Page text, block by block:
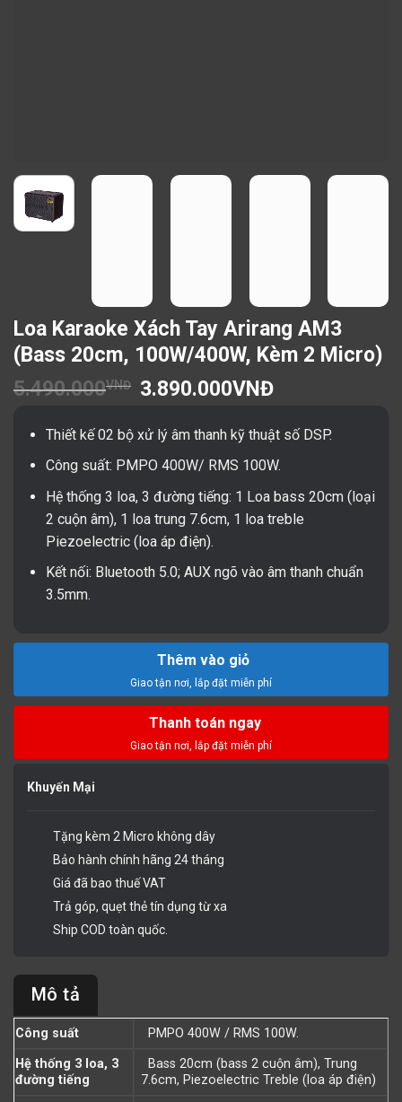
Loa Karaoke Xách Tay Arirang AM3
(Bass 20cm, 100W/400W, Kèm 2 Micro)
5.490.000VNĐ 3.890.000VNĐ
Thiết kế 02 bộ xử lý âm thanh kỹ thuật số DSP.
Công suất: PMPO 400W/ RMS 100W.
Hệ thống 3 loa, 3 đường tiếng: 1 Loa bass 20cm (loại
2 cuộn âm), 1 loa trung 7.6cm, 1 loa treble
Piezoelectric (loa áp điện).
Kết nối: Bluetooth 5.0; AUX ngõ vào âm thanh chuẩn
3.5mm.
Thêm vào giỏ
Thanh toán ngay
Khuyến Mại
Tặng kèm 2 Micro không dây
Bảo hành chính hãng 24 tháng
Giá đã bao thuế VAT
Trả góp, quẹt thẻ tín dụng từ xa
Ship COD toàn quốc.
Mô tả
Công suất
PMPO 400W / RMS 100W.
Hệ thống 3 loa, 3
đường tiếng
Bass 20cm (bass 2 cuộn âm), Trung
7.6cm, Piezoelectric Treble (loa áp điện)